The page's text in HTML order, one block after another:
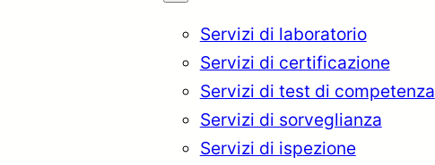
Servizi di laboratorio
Servizi di certificazione
Servizi di test di competenza
Servizi di sorveglianza
Servizi di ispezione